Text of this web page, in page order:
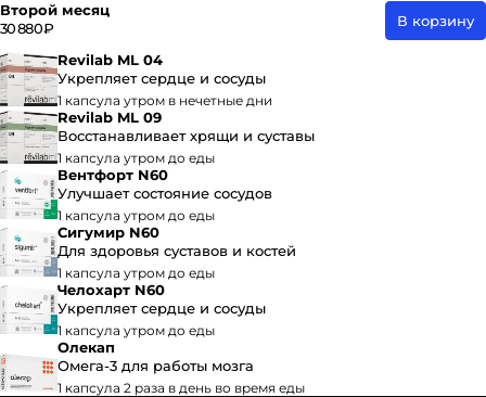
Второй месяц
30 880 ₽
В корзину
Revilab ML 04
Укрепляет сердце и сосуды
1 капсула утром в нечетные дни
Revilab ML 09
Восстанавливает хрящи и суставы
1 капсула утром до еды
Вентфорт N60
Улучшает состояние сосудов
1 капсула утром до еды
Сигумир N60
Для здоровья суставов и костей
1 капсула утром до еды
Челохарт N60
Укрепляет сердце и сосуды
1 капсула утром до еды
Олекап
Омега-3 для работы мозга
1 капсула 2 раза в день во время еды